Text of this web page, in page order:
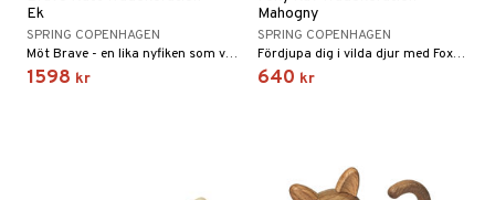
Ek
SPRING COPENHAGEN
Möt Brave - en lika nyfiken som vaksam katt som alltid vill se vad som finns runt hörnet.
1598 kr
Mahogny
SPRING COPENHAGEN
Fördjupa dig i vilda djur med Foxy, som vakar över dig med en luftig elegans och stolthet. Som en sann skogens väktare är Foxy redo att ta med en touch av vilda djur till ditt hem eller kontor.
640 kr